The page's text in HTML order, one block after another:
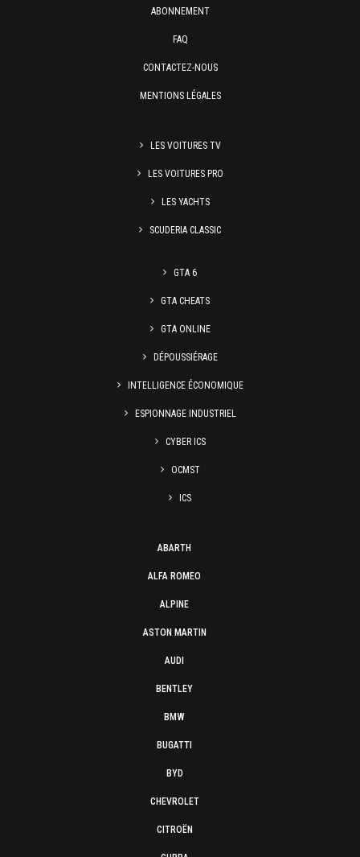
ABONNEMENT
FAQ
CONTACTEZ-NOUS
MENTIONS LÉGALES
LES VOITURES TV
LES VOITURES PRO
LES YACHTS
SCUDERIA CLASSIC
GTA 6
GTA CHEATS
GTA ONLINE
DÉPOUSSIÉRAGE
INTELLIGENCE ÉCONOMIQUE
ESPIONNAGE INDUSTRIEL
CYBER ICS
OCMST
ICS
ABARTH
ALFA ROMEO
ALPINE
ASTON MARTIN
AUDI
BENTLEY
BMW
BUGATTI
BYD
CHEVROLET
CITROËN